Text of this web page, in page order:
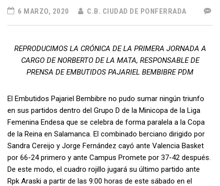
6 MARZO, 2020 C.B. CIUDAD DE PONFERRADA
REPRODUCIMOS LA CRÓNICA DE LA PRIMERA JORNADA A
CARGO DE NORBERTO DE LA MATA, RESPONSABLE DE
PRENSA DE EMBUTIDOS PAJARIEL BEMBIBRE PDM
El Embutidos Pajariel Bembibre no pudo sumar ningún triunfo
en sus partidos dentro del Grupo D de la Minicopa de la Liga
Femenina Endesa que se celebra de forma paralela a la Copa
de la Reina en Salamanca. El combinado berciano dirigido por
Sandra Cereijo y Jorge Fernández cayó ante Valencia Basket
por 66-24 primero y ante Campus Promete por 37-42 después.
De este modo, el cuadro rojillo jugará su último partido ante
Rpk Araski a partir de las 9:00 horas de este sábado en el